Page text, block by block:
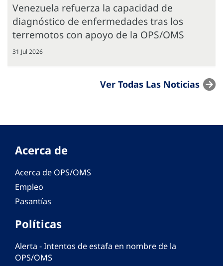
Venezuela refuerza la capacidad de
diagnóstico de enfermedades tras los
terremotos con apoyo de la OPS/OMS
31 Jul 2026
Ver Todas Las Noticias
Acerca de
Acerca de OPS/OMS
Empleo
Pasantías
Políticas
Alerta - Intentos de estafa en nombre de la
OPS/OMS